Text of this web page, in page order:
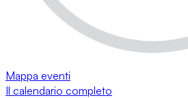
Mappa eventi
Il calendario completo